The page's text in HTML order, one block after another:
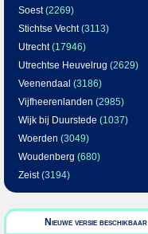
Soest(2269)
Stichtse Vecht(3113)
Utrecht(17946)
Utrechtse Heuvelrug (2629)
Veenendaal (3186)
Vijfheerenlanden (2985)
Wijk bij Duurstede (1037)
Woerden (3049)
Woudenberg (680)
Zeist(3194)
Nieuwe versie beschikbaar